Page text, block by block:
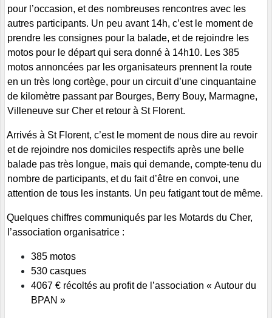
pour l’occasion, et des nombreuses rencontres avec les
autres participants. Un peu avant 14h, c’est le moment de
prendre les consignes pour la balade, et de rejoindre les
motos pour le départ qui sera donné à 14h10. Les 385
motos annoncées par les organisateurs prennent la route
en un très long cortège, pour un circuit d’une cinquantaine
de kilomètre passant par Bourges, Berry Bouy, Marmagne,
Villeneuve sur Cher et retour à St Florent.
Arrivés à St Florent, c’est le moment de nous dire au revoir
et de rejoindre nos domiciles respectifs après une belle
balade pas très longue, mais qui demande, compte-tenu du
nombre de participants, et du fait d’être en convoi, une
attention de tous les instants. Un peu fatigant tout de même.
Quelques chiffres communiqués par les Motards du Cher,
l’association organisatrice :
385 motos
530 casques
4067 € récoltés au profit de l’association « Autour du
BPAN »